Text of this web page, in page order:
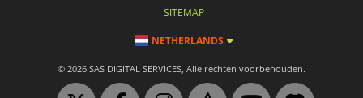
SITEMAP
NETHERLANDS
© 2026 SAS DIGITAL SERVICES, Alle rechten voorbehouden.